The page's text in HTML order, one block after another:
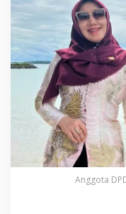
n
e
r
S
a
m
b
u
K
u
n
n
Anggota